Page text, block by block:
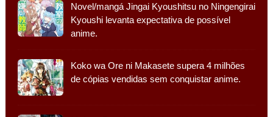
Novel/mangá Jingai Kyoushitsu no Ningengirai
Kyoushi levanta expectativa de possível
anime.
Koko wa Ore ni Makasete supera 4 milhões
de cópias vendidas sem conquistar anime.